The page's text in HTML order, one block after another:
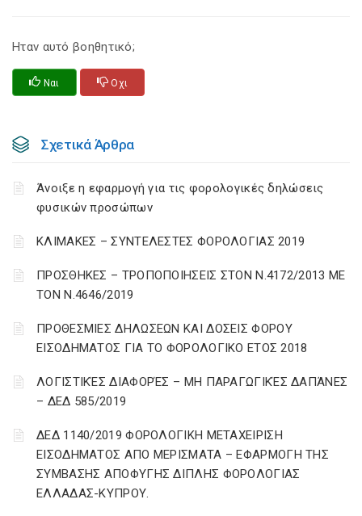
Ηταν αυτό βοηθητικό;
Ναι Οχι
Σχετικά Άρθρα
Άνοιξε η εφαρμογή για τις φορολογικές δηλώσεις
φυσικών προσώπων
ΚΛΙΜΑΚΕΣ – ΣΥΝΤΕΛΕΣΤΕΣ ΦΟΡΟΛΟΓΙΑΣ 2019
ΠΡΟΣΘΗΚΕΣ – ΤΡΟΠΟΠΟΙΗΣΕΙΣ ΣΤΟΝ Ν.4172/2013 ΜΕ
ΤΟΝ Ν.4646/2019
ΠΡΟΘΕΣΜΙΕΣ ΔΗΛΩΣΕΩΝ ΚΑΙ ΔΟΣΕΙΣ ΦΟΡΟΥ
ΕΙΣΟΔΗΜΑΤΟΣ ΓΙΑ ΤΟ ΦΟΡΟΛΟΓΙΚΟ ΕΤΟΣ 2018
ΛΟΓΙΣΤΙΚΈΣ ΔΙΑΦΟΡΈΣ – ΜΗ ΠΑΡΑΓΩΓΙΚΈΣ ΔΑΠΆΝΕΣ
– ΔΕΔ 585/2019
ΔΕΔ 1140/2019 ΦΟΡΟΛΟΓΙΚΗ ΜΕΤΑΧΕΙΡΙΣΗ
ΕΙΣΟΔΗΜΑΤΟΣ ΑΠΟ ΜΕΡΙΣΜΑΤΑ – ΕΦΑΡΜΟΓΗ ΤΗΣ
ΣΥΜΒΑΣΗΣ ΑΠΟΦΥΓΗΣ ΔΙΠΛΗΣ ΦΟΡΟΛΟΓΙΑΣ
ΕΛΛΑΔΑΣ-ΚΥΠΡΟΥ.